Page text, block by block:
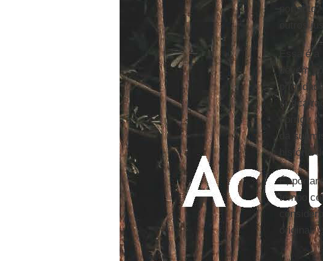
outros
Essa é
devem
crítica
corrigir
da
história
É,
tempo
original.